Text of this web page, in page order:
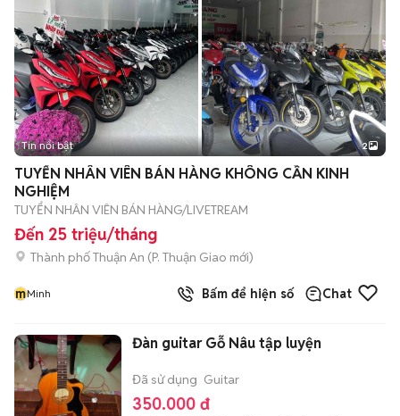
Tin nổi bật 2
TUYỂN NHÂN VIÊN BÁN HÀNG KHÔNG CẦN KINH
NGHIỆM
TUYỂN NHÂN VIÊN BÁN HÀNG/LIVETREAM
Đến 25 triệu/tháng
Thành phố Thuận An (P. Thuận Giao mới)
mMinh Bấm để hiện số Chat
Đàn guitar Gỗ Nâu tập luyện
Đã sử dụng Guitar
350.000 đ